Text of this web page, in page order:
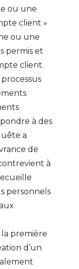
ou une
client »
ou une
permis et
client.
à des
a
de
à
personnels
la première
d’un